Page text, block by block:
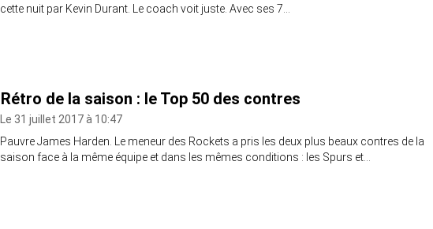
cette nuit par Kevin Durant. Le coach voit juste. Avec ses 7…
Rétro de la saison : le Top 50 des contres
Le 31 juillet 2017 à 10:47
Pauvre James Harden. Le meneur des Rockets a pris les deux plus beaux contres de la
saison face à la même équipe et dans les mêmes conditions : les Spurs et…